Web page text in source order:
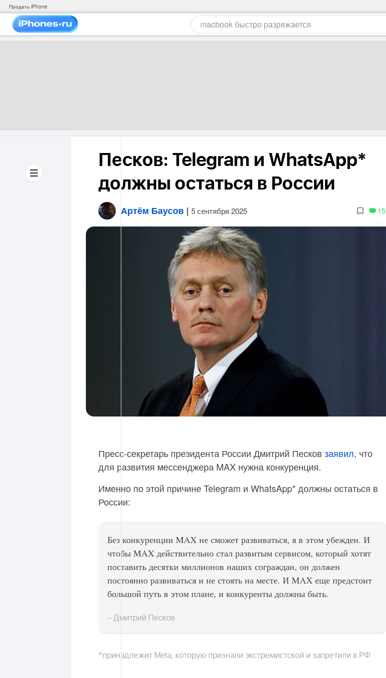
Продать iPhone
Песков: Telegram и WhatsApp*
должны остаться в России
Артём Баусов | 5 сентября 2025 15
Пресс-секретарь президента России Дмитрий Песков заявил, что
для развития мессенджера MAX нужна конкуренция.
Именно по этой причине Telegram и WhatsApp* должны остаться в
России:
Без конкуренции MAX не сможет развиваться, я в этом убежден. И
чтобы MAX действительно стал развитым сервисом, который хотят
поставить десятки миллионов наших сограждан, он должен
постоянно развиваться и не стоять на месте. И MAX еще предстоит
большой путь в этом плане, и конкуренты должны быть.
– Дмитрий Песков
*принадлежит Meta, которую признали экстремистской и запретили в РФ